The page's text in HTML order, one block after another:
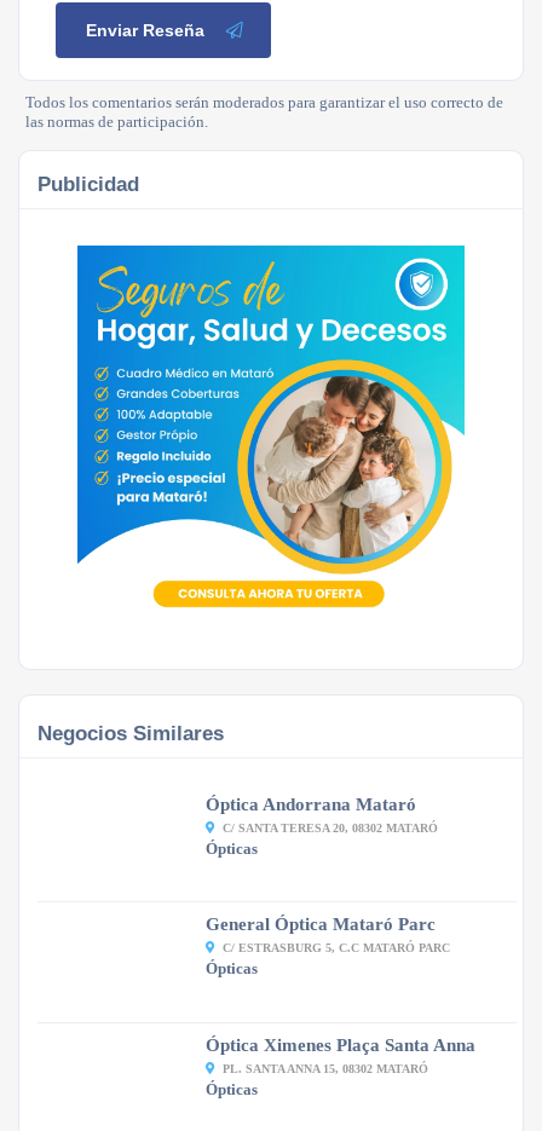
Enviar Reseña
Todos los comentarios serán moderados para garantizar el uso correcto de
las normas de participación.
Publicidad
Negocios Similares
Óptica Andorrana Mataró
C/ SANTA TERESA 20, 08302 MATARÓ
Ópticas
General Óptica Mataró Parc
C/ ESTRASBURG 5, C.C MATARÓ PARC
Ópticas
Óptica Ximenes Plaça Santa Anna
PL. SANTA ANNA 15, 08302 MATARÓ
Ópticas